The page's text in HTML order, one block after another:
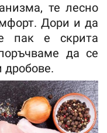
те лесно
Дори и да
пак е скрита
да се
дробове.